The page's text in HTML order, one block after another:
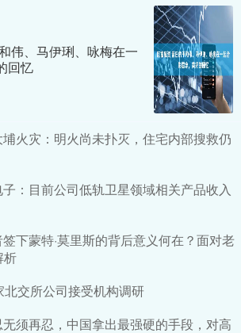
伟、马伊琍、咏梅在一
回忆
火灾：明火尚未扑灭，住宅内部搜救仍
：目前公司低轨卫星领域相关产品收入
下蒙特·莫里斯的背后意义何在？面对老
析
交所公司接受机构调研
须再忍，中国拿出最强硬的手段，对高